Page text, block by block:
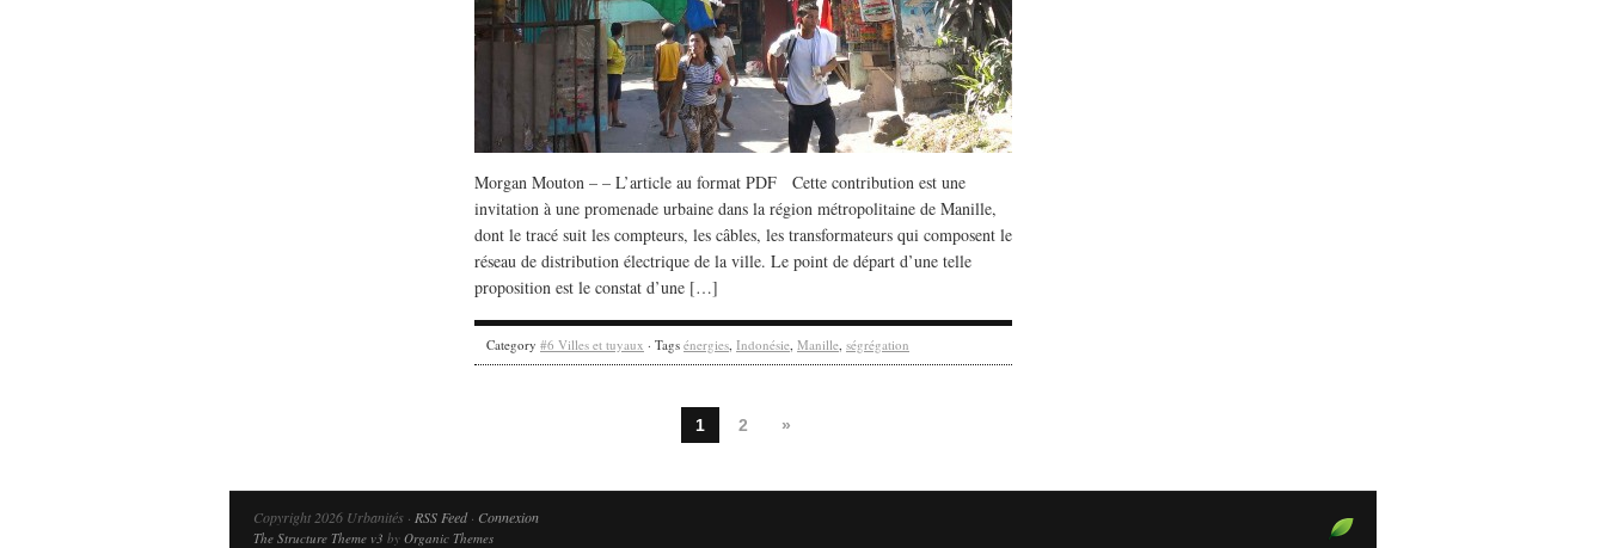
Morgan Mouton – – L’article au format PDF Cette contribution est une
invitation à une promenade urbaine dans la région métropolitaine de Manille,
dont le tracé suit les compteurs, les câbles, les transformateurs qui composent le
réseau de distribution électrique de la ville. Le point de départ d’une telle
proposition est le constat d’une […]
Category #6 Villes et tuyaux · Tags énergies, Indonésie, Manille, ségrégation
1 2 »
Copyright 2026 Urbanités · RSS Feed· Connexion
The Structure Theme v3 by Organic Themes